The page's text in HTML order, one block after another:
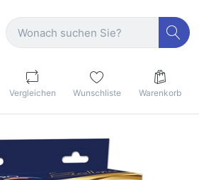
Vergleichen Wunschliste Warenkorb